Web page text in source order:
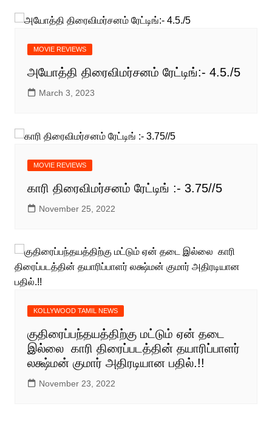
MOVIE REVIEWS
அயோத்தி திரைவிமர்சனம் ரேட்டிங்:- 4.5./5
March 3, 2023
MOVIE REVIEWS
காரி திரைவிமர்சனம் ரேட்டிங் :- 3.75//5
November 25, 2022
KOLLYWOOD TAMIL NEWS
குதிரைப்பந்தயத்திற்கு மட்டும் ஏன் தடை
இல்லை காரி திரைப்படத்தின் தயாரிப்பாளர்
லக்ஷ்மன் குமார் அதிரடியான பதில்.!!
November 23, 2022